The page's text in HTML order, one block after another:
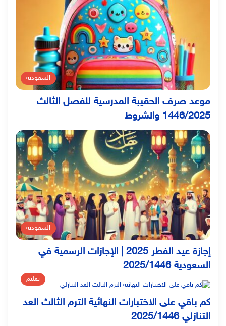
السعودية
موعد صرف الحقيبة المدرسية للفصل الثالث
1446/2025 والشروط
السعودية
إجازة عيد الفطر 2025 | الإجازات الرسمية في
السعودية 2025/1446
تعليم
كم باقي على الاختبارات النهائية الترم الثالث العد
التنازلي 2025/1446